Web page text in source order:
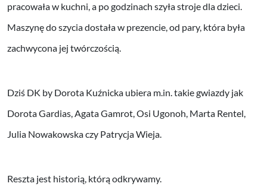
pracowała w kuchni, a po godzinach szyła stroje dla dzieci.
Maszynę do szycia dostała w prezencie, od pary, która była
zachwycona jej twórczością.
Dziś DK by Dorota Kuźnicka ubiera m.in. takie gwiazdy jak
Dorota Gardias, Agata Gamrot, Osi Ugonoh, Marta Rentel,
Julia Nowakowska czy Patrycja Wieja.
Reszta jest historią, którą odkrywamy.